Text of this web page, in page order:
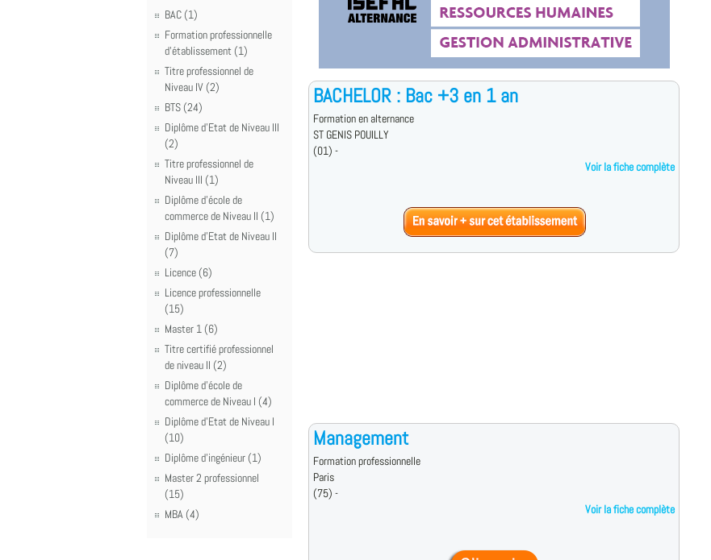
BAC (1)
Formation professionnelle
d'établissement (1)
Titre professionnel de
Niveau IV (2)
BTS (24)
Diplôme d'Etat de Niveau III
(2)
Titre professionnel de
Niveau III (1)
Diplôme d'école de
commerce de Niveau II (1)
Diplôme d'Etat de Niveau II
(7)
Licence (6)
Licence professionnelle
(15)
Master 1 (6)
Titre certifié professionnel
de niveau II (2)
Diplôme d'école de
commerce de Niveau I (4)
Diplôme d'Etat de Niveau I
(10)
Diplôme d'ingénieur (1)
Master 2 professionnel
(15)
MBA (4)
BACHELOR : Bac +3 en 1 an
Formation en alternance
ST GENIS POUILLY
(01) -
Voir la fiche complète
Management
Formation professionnelle
Paris
(75) -
Voir la fiche complète